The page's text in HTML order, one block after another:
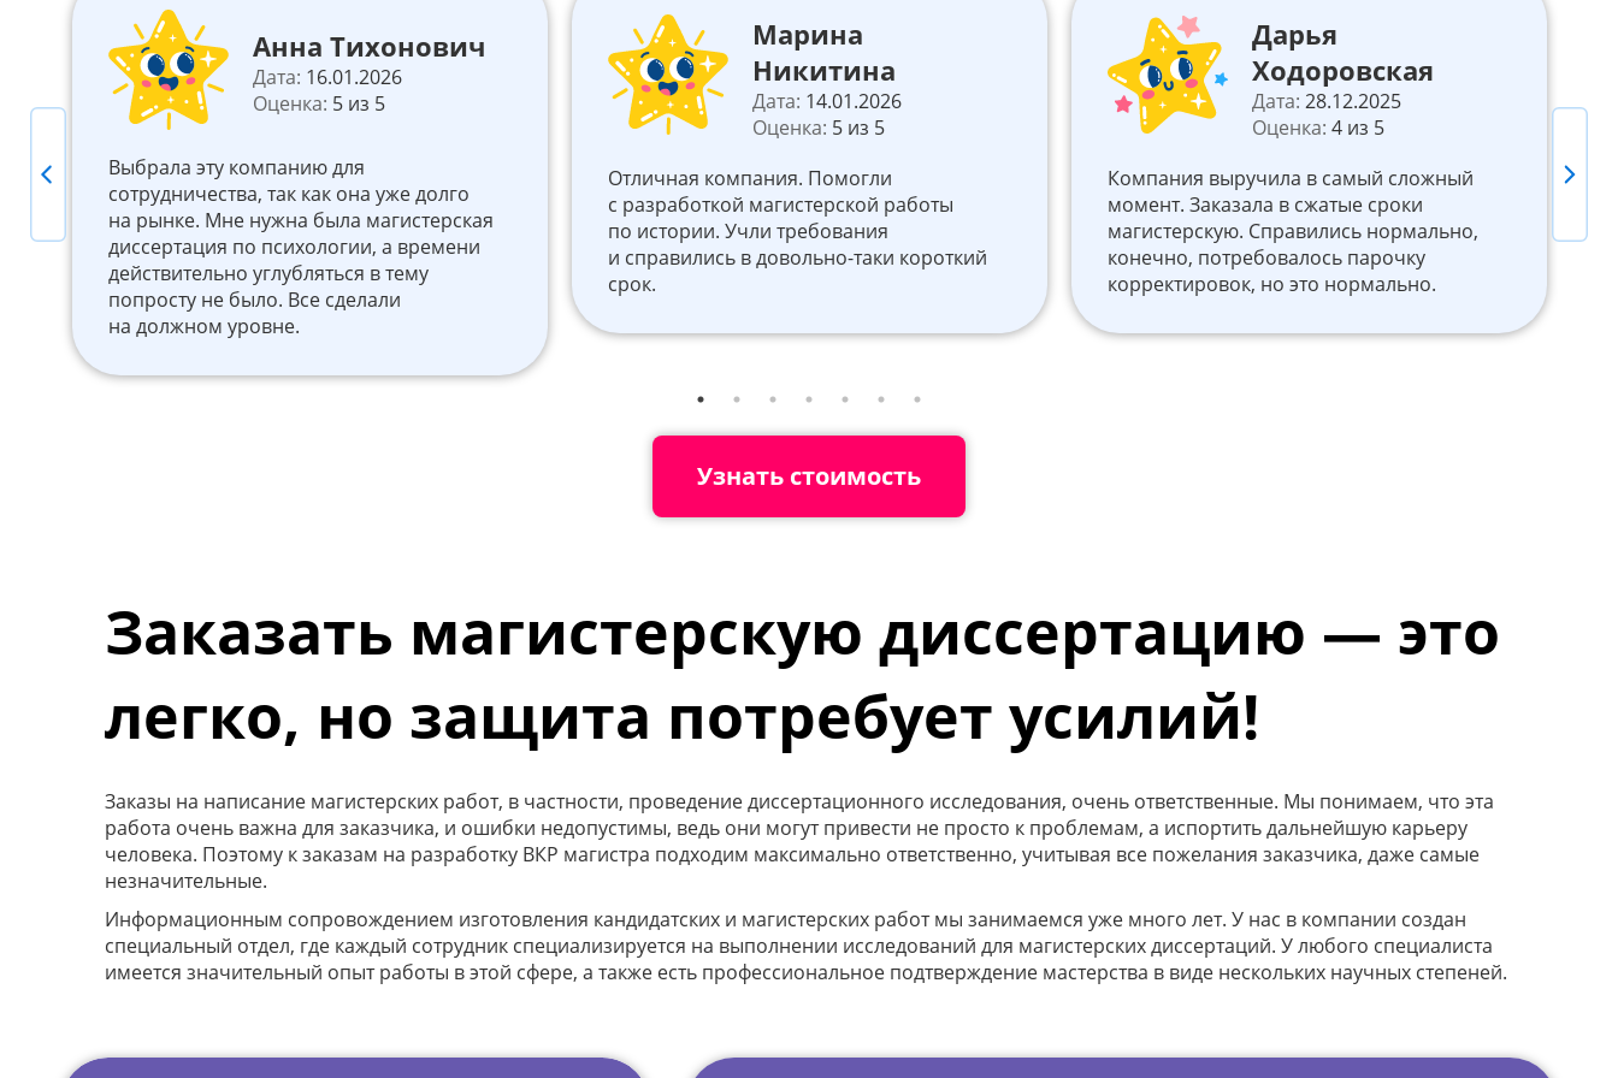
Previous
Анна Тихонович
Дата: 16.01.2026
Оценка: 5 из 5
Выбрала эту компанию для
сотрудничества, так как она уже долго
на рынке. Мне нужна была магистерская
диссертация по психологии, а времени
действительно углубляться в тему
попросту не было. Все сделали
на должном уровне.
Марина
Никитина
Дата: 14.01.2026
Оценка: 5 из 5
Отличная компания. Помогли
с разработкой магистерской работы
по истории. Учли требования
и справились в довольно-таки короткий
срок.
Дарья
Ходоровская
Дата: 28.12.2025
Оценка: 4 из 5
Компания выручила в самый сложный
момент. Заказала в сжатые сроки
магистерскую. Справились нормально,
конечно, потребовалось парочку
корректировок, но это нормально.
Next
Узнать стоимость
Заказать магистерскую диссертацию — это
легко, но защита потребует усилий!
Заказы на написание магистерских работ, в частности, проведение диссертационного исследования, очень ответственные. Мы понимаем, что эта
работа очень важна для заказчика, и ошибки недопустимы, ведь они могут привести не просто к проблемам, а испортить дальнейшую карьеру
человека. Поэтому к заказам на разработку ВКР магистра подходим максимально ответственно, учитывая все пожелания заказчика, даже самые
незначительные.
Информационным сопровождением изготовления кандидатских и магистерских работ мы занимаемся уже много лет. У нас в компании создан
специальный отдел, где каждый сотрудник специализируется на выполнении исследований для магистерских диссертаций. У любого специалиста
имеется значительный опыт работы в этой сфере, а также есть профессиональное подтверждение мастерства в виде нескольких научных степеней.